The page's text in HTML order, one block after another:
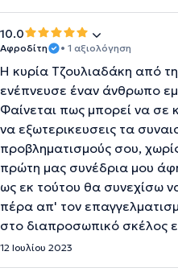
10.0
Αφροδίτη • 1 αξιολόγηση
Η κυρία Τζουλιαδάκη από
ενέπνευσε έναν άνθρωπο
Φαίνεται πως μπορεί να σε
να εξωτερικευσεις τα
προβληματισμούς σου,
πρώτη μας συνέδρια μου
ως εκ τούτου θα συνεχίσω
πέρα απ' τον
στο διαπροσωπικό σκέλος
12 Ιουλίου 2023